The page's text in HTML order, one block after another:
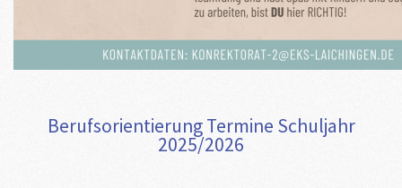
Berufsorientierung Termine Schuljahr
2025/2026